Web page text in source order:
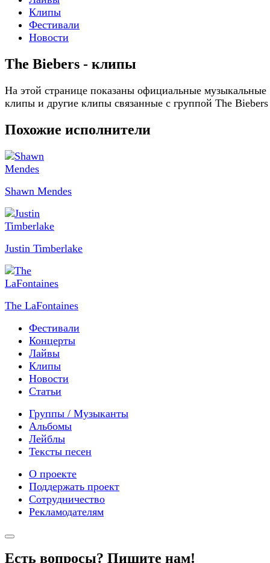
Клипы
Фестивали
Новости
The Biebers - клипы
На этой странице показаны официальные музыкальные
клипы и другие клипы связанные с группой The Biebers
Похожие исполнители
Shawn Mendes
Justin Timberlake
The LaFontaines
Фестивали
Концерты
Лайвы
Клипы
Новости
Статьи
Группы / Музыканты
Альбомы
Лейблы
Тексты песен
О проекте
Поддержать проект
Сотрудничество
Рекламодателям
Есть вопросы? Пишите нам!